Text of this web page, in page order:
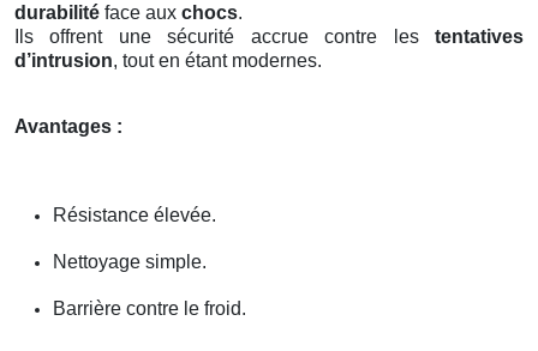
durabilité face aux chocs.
Ils offrent une sécurité accrue contre les tentatives
d’intrusion, tout en étant modernes.
Avantages :
Résistance élevée.
Nettoyage simple.
Barrière contre le froid.